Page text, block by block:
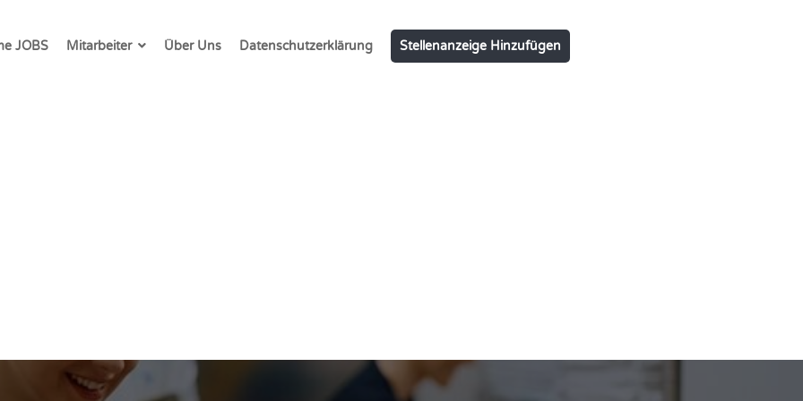
JOBS Mitarbeiter Über Uns Datenschutzerklärung Stellenanzeige Hinzufügen